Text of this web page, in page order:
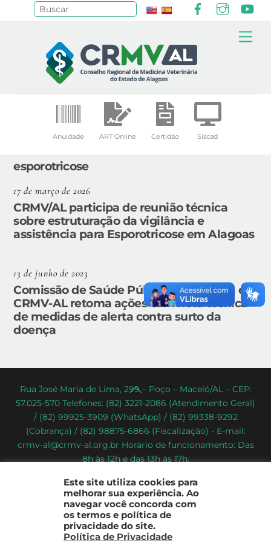
Anuidade ART Online Certidão Siscad
esporotricose
17 de março de 2026
CRMV/AL participa de reunião técnica
sobre estruturação da vigilância e
assistência para Esporotricose em Alagoas
13 de junho de 2023
Comissão de Saúde Pública Veterinária do
CRMV-AL retoma ações com nota técnica
de medidas de alerta contra surto da
doença
Back
To
Top
Rua José Maria de Lima, 299 – Poço – Maceió/AL – CEP:
57.025-570 Telefones: (82) 3221-2086 (Atendimento Geral)
/ (82) 99925-3909 (WhatsApp) / (82) 99338-9292
(Cobrança) / (82) 98875-6866 (Fiscalização) - E-mail:
crmv-al@crmv-al.org.br Horário de funcionamento: Das
8h às 12h e das 13h às 17h.
Estado de Alagoas
2022 - © Todos os direitos reservados
Este site utiliza cookies para
melhorar sua experiência. Ao
navegar você concorda com
os termos e política de
privacidade do site.
Política de Privacidade